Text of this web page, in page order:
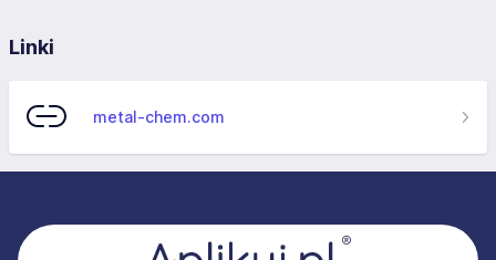
Linki
metal-chem.com